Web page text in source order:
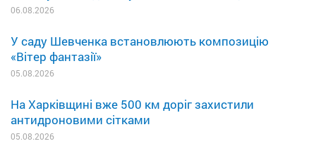
06.08.2026
У саду Шевченка встановлюють композицію
«Вітер фантазії»
05.08.2026
На Харківщині вже 500 км доріг захистили
антидроновими сітками
05.08.2026